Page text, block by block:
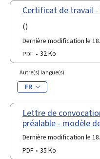
Certificat de travail
()
Dernière modification le
PDF
32 Ko
Autre(s) langue(s)
FR
Lettre de
préalable - modèle
Dernière modification le
PDF
35 Ko